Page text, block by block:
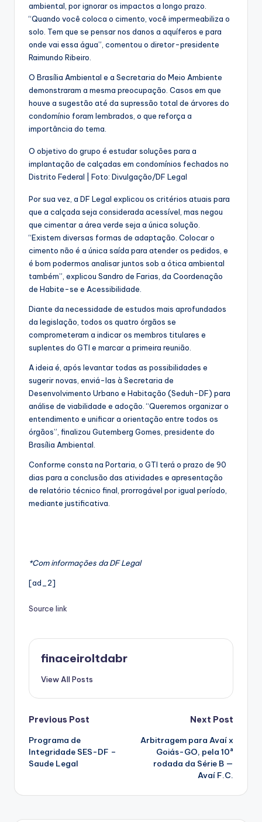
ambiental, por ignorar os impactos a longo prazo.
“Quando você coloca o cimento, você impermeabiliza o
solo. Tem que se pensar nos danos a aquíferos e para
onde vai essa água”, comentou o diretor-presidente
Raimundo Ribeiro.
O Brasília Ambiental e a Secretaria do Meio Ambiente
demonstraram a mesma preocupação. Casos em que
houve a sugestão até da supressão total de árvores do
condomínio foram lembrados, o que reforça a
importância do tema.
O objetivo do grupo é estudar soluções para a
implantação de calçadas em condomínios fechados no
Distrito Federal | Foto: Divulgação/DF Legal
Por sua vez, a DF Legal explicou os critérios atuais para
que a calçada seja considerada acessível, mas negou
que cimentar a área verde seja a única solução.
“Existem diversas formas de adaptação. Colocar o
cimento não é a única saída para atender os pedidos, e
é bom podermos analisar juntos sob a ótica ambiental
também”, explicou Sandro de Farias, da Coordenação
de Habite-se e Acessibilidade.
Diante da necessidade de estudos mais aprofundados
da legislação, todos os quatro órgãos se
comprometeram a indicar os membros titulares e
suplentes do GTI e marcar a primeira reunião.
A ideia é, após levantar todas as possibilidades e
sugerir novas, enviá-las à Secretaria de
Desenvolvimento Urbano e Habitação (Seduh-DF) para
análise de viabilidade e adoção. “Queremos organizar o
entendimento e unificar a orientação entre todos os
órgãos”, finalizou Gutemberg Gomes, presidente do
Brasília Ambiental.
Conforme consta na Portaria, o GTI terá o prazo de 90
dias para a conclusão das atividades e apresentação
de relatório técnico final, prorrogável por igual período,
mediante justificativa.
*Com informações da DF Legal
[ad_2]
Source link
finaceiroltdabr
View All Posts
Post
navigation
Previous Post
Programa de
Integridade SES-DF –
Saude Legal
Next Post
Arbitragem para Avaí x
Goiás-GO, pela 10ª
rodada da Série B —
Avaí F.C.